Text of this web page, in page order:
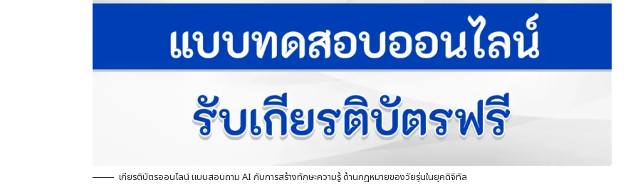
เกียรติบัตรออนไลน์ แบบสอบถาม AI กับการสร้างทักษะความรู้ ด้านกฎหมายของวัยรุ่นในยุคดิจิทัล